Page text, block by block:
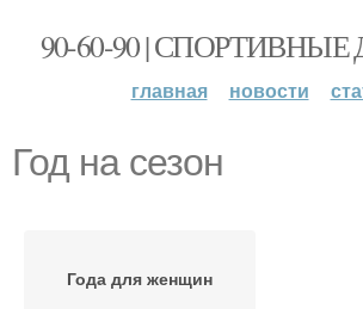
90-60-90 |
главная новости
Год на сезон
Года для женщин